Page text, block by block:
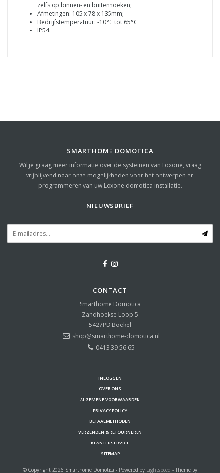
zelfs op binnen- en buitenhoeken;
Afmetingen: 105 x 78 x 135mm;
Bedrijfstemperatuur: -10°C tot 65°C;
IP54.
SMARTHOME DOMOTICA
Wil je graag meer informatie over de systemen van Loxone, vraag
vrijblijvend naar onze mogelijkheden voor het ontwerpen en
programmeren van uw Loxone domotica installatie.
NIEUWSBRIEF
CONTACT
Smarthome Domotica
Zandhoekse Loop 5
5427PD Boekel
shop@smarthome-domotica.nl
0413 39 56 65
INLOGGEN
OVER ONS
ALGEMENE VOORWAARDEN
PRIVACY POLICY
BETAALMETHODEN
VERZENDEN & RETOURNEREN
KLANTENSERVICE
SITEMAP
© Copyright 2026 Smarthome Domotica - Powered by Lightspeed - Theme by